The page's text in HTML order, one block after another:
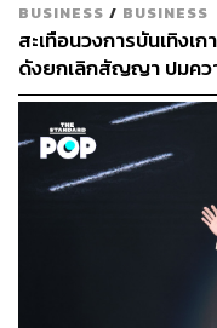
BUSINESS / BUSINESS
สะเทือนวงการบันเทิง
ดังยกเลิกสัญญา ปมค